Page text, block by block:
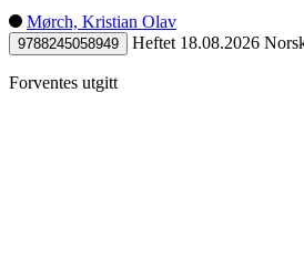
Mørch, Kristian Olav
9788245058949 Heftet 18.08.2026
Forventes utgitt